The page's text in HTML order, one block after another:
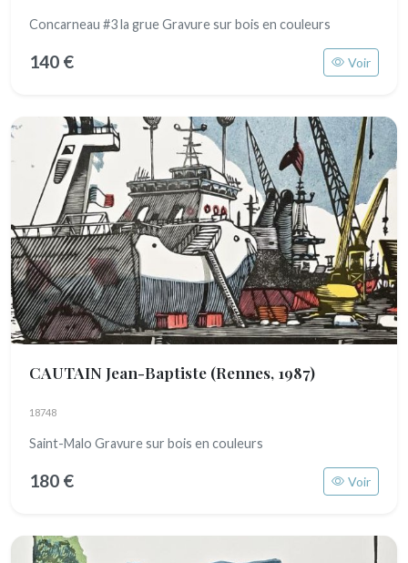
Concarneau #3 la grue Gravure sur bois en couleurs
140 € Voir
CAUTAIN Jean-Baptiste (Rennes, 1987)
18748
Saint-Malo Gravure sur bois en couleurs
180 € Voir